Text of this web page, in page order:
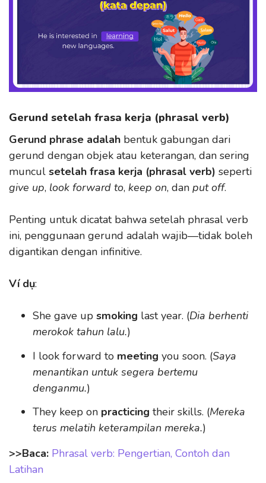
Gerund setelah frasa kerja (phrasal verb)
Gerund phrase adalah bentuk gabungan dari
gerund dengan objek atau keterangan, dan sering
muncul setelah frasa kerja (phrasal verb) seperti
give up, look forward to, keep on, dan put off.
Penting untuk dicatat bahwa setelah phrasal verb
ini, penggunaan gerund adalah wajib—tidak boleh
digantikan dengan infinitive.
Ví dụ:
She gave up smoking last year. (Dia berhenti
merokok tahun lalu.)
I look forward to meeting you soon. (Saya
menantikan untuk segera bertemu
denganmu.)
They keep on practicing their skills. (Mereka
terus melatih keterampilan mereka.)
>>Baca: Phrasal verb: Pengertian, Contoh dan
Latihan